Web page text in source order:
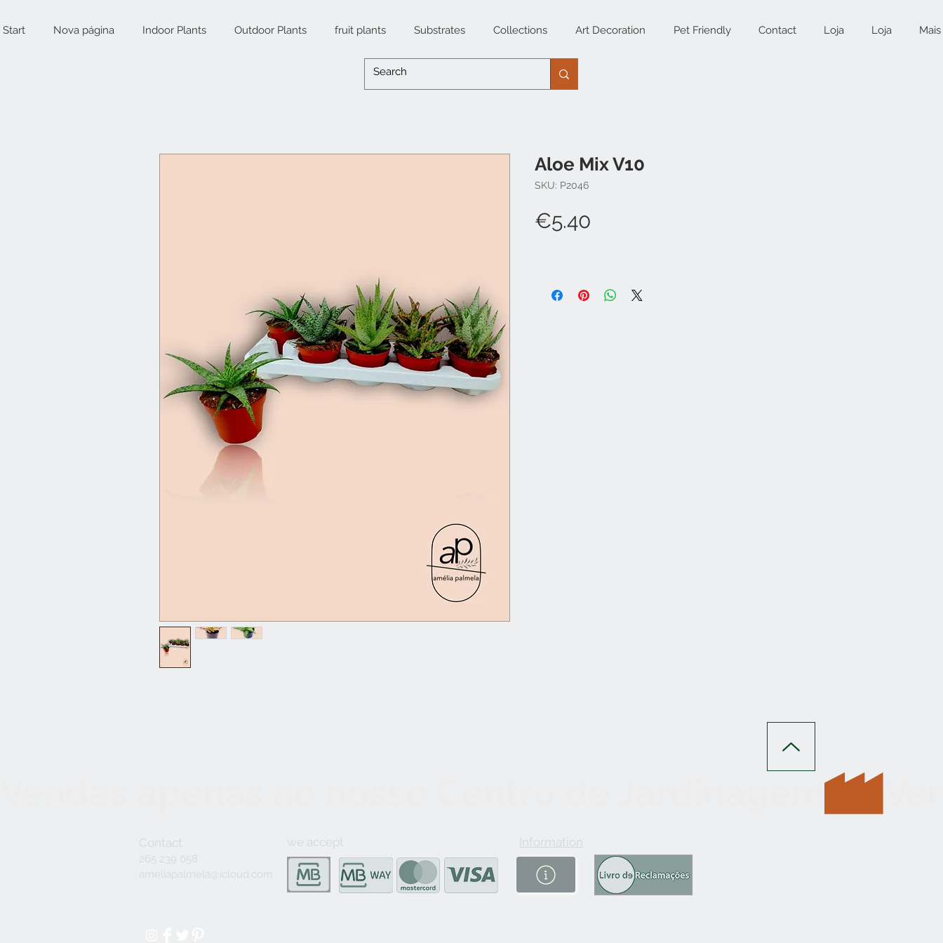
Start Nova página Indoor Plants Outdoor Plants fruit plants Substrates Collections Art Decoration Pet Friendly Contact Loja Loja Mais
Aloe Mix V10
SKU: P2046
€5.40
Contact
265 239 058
ameliapalmela@icloud.com
we accept Information